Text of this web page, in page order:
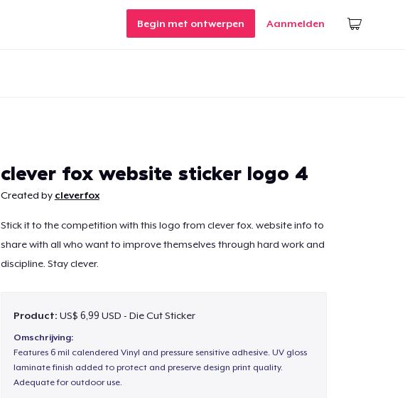
Begin met ontwerpen Aanmelden
clever fox website sticker logo 4
Created by cleverfox
Stick it to the competition with this logo from clever fox. website info to
share with all who want to improve themselves through hard work and
discipline. Stay clever.
Product: US$ 6,99 USD - Die Cut Sticker
Omschrijving:
Features 6 mil calendered Vinyl and pressure sensitive adhesive. UV gloss
laminate finish added to protect and preserve design print quality.
Adequate for outdoor use.